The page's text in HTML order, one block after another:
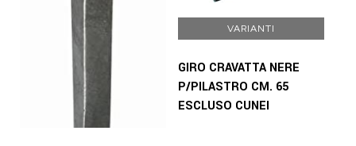
VARIANTI
GIRO CRAVATTA NERE
P/PILASTRO CM. 65
ESCLUSO CUNEI